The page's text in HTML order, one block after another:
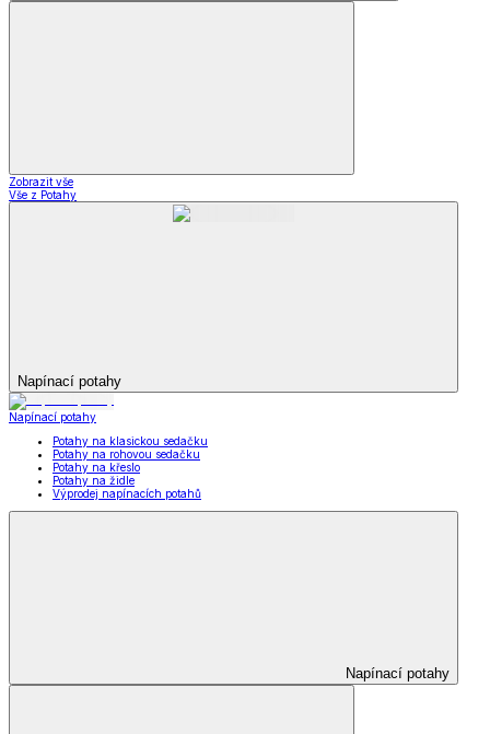
Zobrazit vše
Vše z Potahy
Napínací potahy
Napínací potahy
Potahy na klasickou sedačku
Potahy na rohovou sedačku
Potahy na křeslo
Potahy na židle
Výprodej napínacích potahů
Napínací potahy